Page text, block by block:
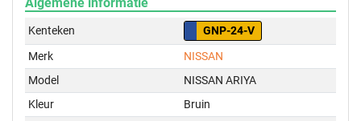
Kenteken
GNP-24-V
Merk
NISSAN
Model
NISSAN ARIYA
Kleur
Bruin